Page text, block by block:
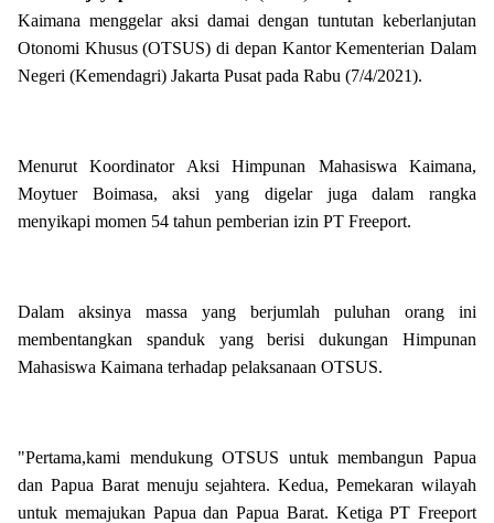
Kaimana menggelar aksi damai dengan tuntutan keberlanjutan
Otonomi Khusus (OTSUS) di depan Kantor Kementerian Dalam
Negeri (Kemendagri) Jakarta Pusat pada Rabu (7/4/2021).
Menurut Koordinator Aksi Himpunan Mahasiswa Kaimana,
Moytuer Boimasa, aksi yang digelar juga dalam rangka
menyikapi momen 54 tahun pemberian izin PT Freeport.
Dalam aksinya massa yang berjumlah puluhan orang ini
membentangkan spanduk yang berisi dukungan Himpunan
Mahasiswa Kaimana terhadap pelaksanaan OTSUS.
"Pertama,kami mendukung OTSUS untuk membangun Papua
dan Papua Barat menuju sejahtera. Kedua, Pemekaran wilayah
untuk memajukan Papua dan Papua Barat. Ketiga PT Freeport